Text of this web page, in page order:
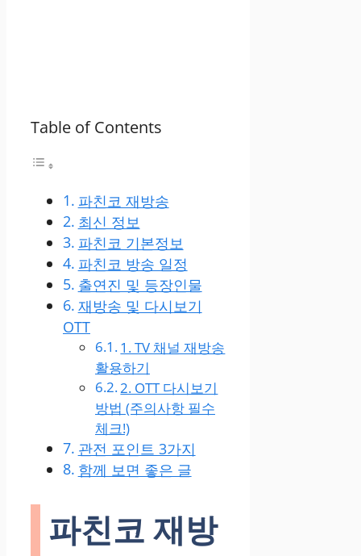
Table of Contents
파친코 재방송
최신 정보
파친코 기본정보
파친코 방송 일정
출연진 및 등장인물
재방송 및 다시보기
OTT
1. TV 채널 재방송
활용하기
2. OTT 다시보기
방법 (주의사항 필수
체크!)
관전 포인트 3가지
함께 보면 좋은 글
파친코 재방